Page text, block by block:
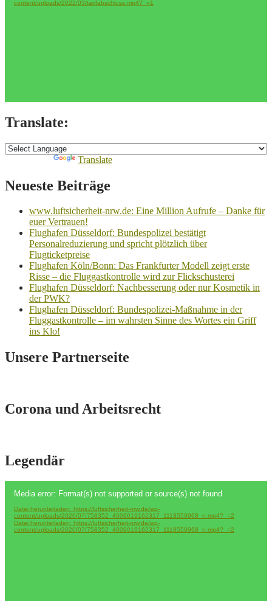
content/uploads/2022/03/tarifabschluss.mp4?_=1
Translate:
Translate
Neueste Beiträge
www.luftsicherheit-nrw.de: Eine Million Aufrufe – Danke für
euer Vertrauen!
Flughafen Düsseldorf: Bundespolizei bestätigt
Personalreduzierung und spricht plötzlich über
Flugticketpreise
Flughafen Köln/Bonn: Das Frankfurter Modell zeigt erste
Risse – die Fluggastkontrolle wird zur Flickschusterei
Flughafen Düsseldorf: Nachbesserung oder nur Kosmetik in
der PWK?
Flughafen Düsseldorf: Bundespolizei-Maßnahme in der
Fluggastkontrolle – im wahrsten Sinne des Wortes ein Griff
ins Klo!
Unsere Partnerseite
Corona und Arbeitsrecht
Legendär
Player
Media error: Format(s) not supported or source(s) not found
Datei herunterladen: https://luftsicherheit-nrw.de/wp-
content/uploads/2020/07/758352_4009019162317_1118559968_n.mp4?_=2
Datei herunterladen: https://luftsicherheit-nrw.de/wp-
content/uploads/2020/07/758352_4009019162317_1118559968_n.mp4?_=2